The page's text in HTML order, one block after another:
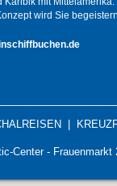
wird Sie
Center -